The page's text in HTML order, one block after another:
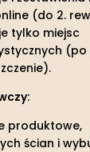
(do 2.
tylko miejsc
produktowe,
ścian i